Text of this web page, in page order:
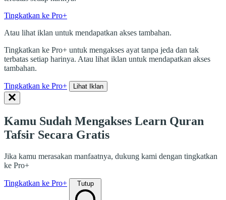
Tingkatkan ke Pro+
Atau lihat iklan untuk mendapatkan akses tambahan.
Tingkatkan ke Pro+ untuk mengakses ayat tanpa jeda dan tak
terbatas setiap harinya. Atau lihat iklan untuk mendapatkan akses
tambahan.
Tingkatkan ke Pro+ Lihat Iklan
Kamu Sudah Mengakses Learn Quran
Tafsir Secara Gratis
Jika kamu merasakan manfaatnya, dukung kami dengan tingkatkan
ke Pro+
Tingkatkan ke Pro+ Tutup